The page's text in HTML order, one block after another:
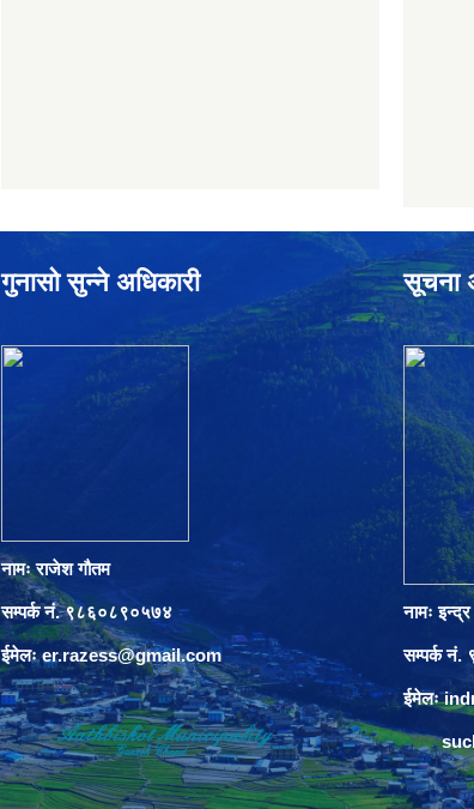
गुनासो सुन्ने अधिकारी
नामः राजेश गौतम
सम्पर्क नं. ९८६०८९०५७४
ईमेलःer.razess@gmail.com
सूचना
नामः
सम्पर्क
ईमेलः